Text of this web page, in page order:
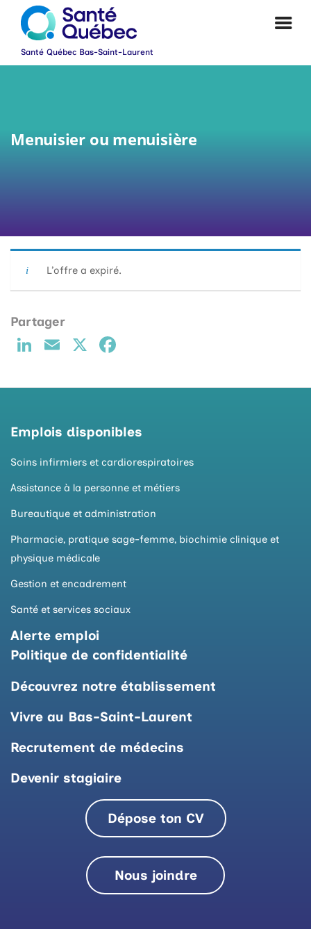
Menuisier ou menuisière
L’offre a expiré.
Li
k
d
I
n
E
ai
X
c
b
o
k
Emplois disponibles
Soins infirmiers et cardiorespiratoires
Assistance à la personne et métiers
Bureautique et administration
Pharmacie, pratique sage-femme, biochimie clinique et
physique médicale
Gestion et encadrement
Santé et services sociaux
Alerte emploi
Politique de confidentialité
Découvrez notre établissement
Vivre au Bas-Saint-Laurent
Recrutement de médecins
Devenir stagiaire
Dépose ton CV
Nous joindre